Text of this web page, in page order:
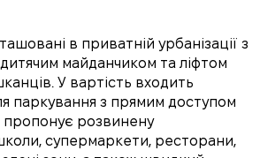
в приватній урбанізації з
майданчиком та ліфтом
У вартість входить
паркування з прямим доступом
пропонує розвинену
супермаркети, ресторани,